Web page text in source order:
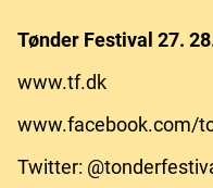
Tønder Festival 27.
www.tf.dk
www.facebook.com/
Twitter: